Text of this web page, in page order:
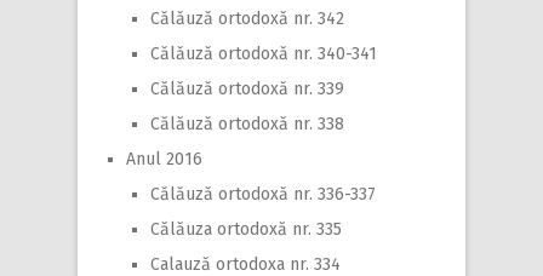
Călăuză ortodoxă nr. 342
Călăuză ortodoxă nr. 340-341
Călăuză ortodoxă nr. 339
Călăuză ortodoxă nr. 338
Anul 2016
Călăuză ortodoxă nr. 336-337
Călăuza ortodoxă nr. 335
Calauză ortodoxa nr. 334